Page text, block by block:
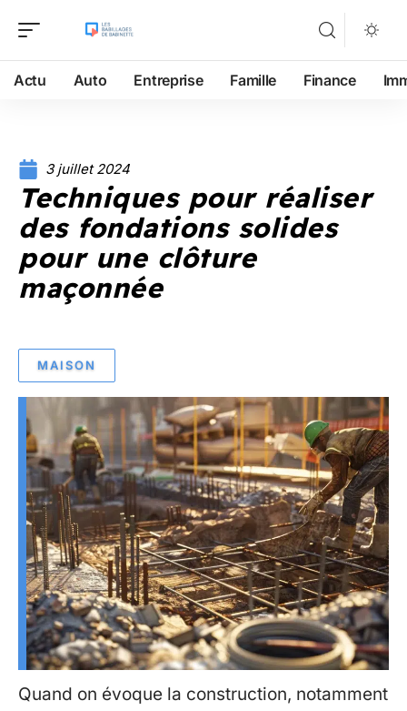
Actu Auto Entreprise Famille Finance
3 juillet 2024
Techniques pour réaliser
des fondations solides
pour une clôture
maçonnée
MAISON
Quand on évoque la construction, notamment